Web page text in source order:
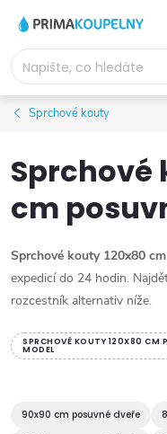
obsah
Sprchové kouty
Sprchové
cm
Sprchové kouty 120x80
expedicí do 24 hodin.
rozcestník alternativ níže.
SPRCHOVÉ KOUTY 120X80 CM
MODEL
90x90 cm posuvné dveře